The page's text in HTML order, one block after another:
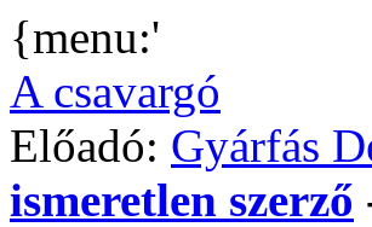
{menu:'
A csavargó
Előadó: Gyárfás
ismeretlen szerző